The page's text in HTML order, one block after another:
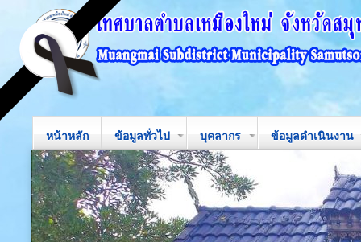
หน้าหลัก ข้อมูลทั่วไป บุคลากร ข้อมูลดำเนินงาน